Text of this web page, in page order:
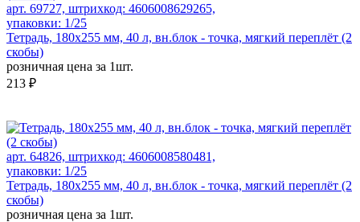
арт. 69727, штрихкод: 4606008629265,
упаковки: 1/25
Тетрадь, 180х255 мм, 40 л, вн.блок - точка, мягкий переплёт (2
скобы)
розничная цена за 1шт.
213 ₽
арт. 64826, штрихкод: 4606008580481,
упаковки: 1/25
Тетрадь, 180х255 мм, 40 л, вн.блок - точка, мягкий переплёт (2
скобы)
розничная цена за 1шт.